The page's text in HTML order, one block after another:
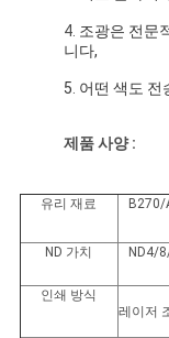
4. 조광은 전문
니다,
5. 어떤 색도 전
제품 사양 :
유리 재료 B270/
ND 가치 ND4/
인쇄 방식
레이저